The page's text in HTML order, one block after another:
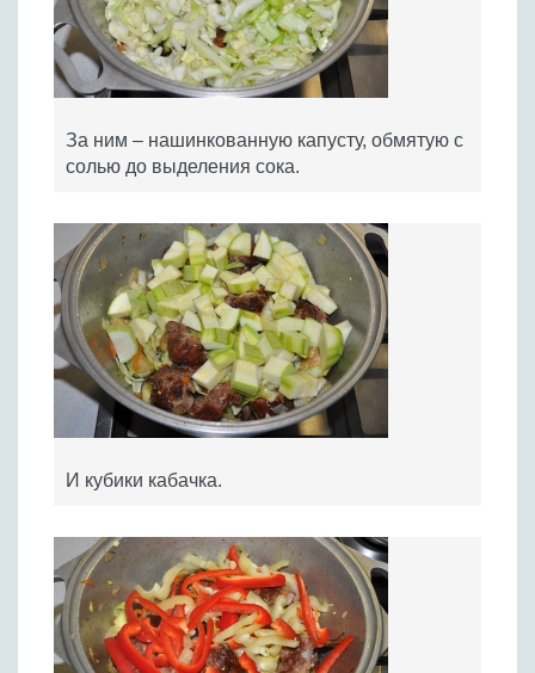
За ним – нашинкованную капусту, обмятую с
солью до выделения сока.
И кубики кабачка.